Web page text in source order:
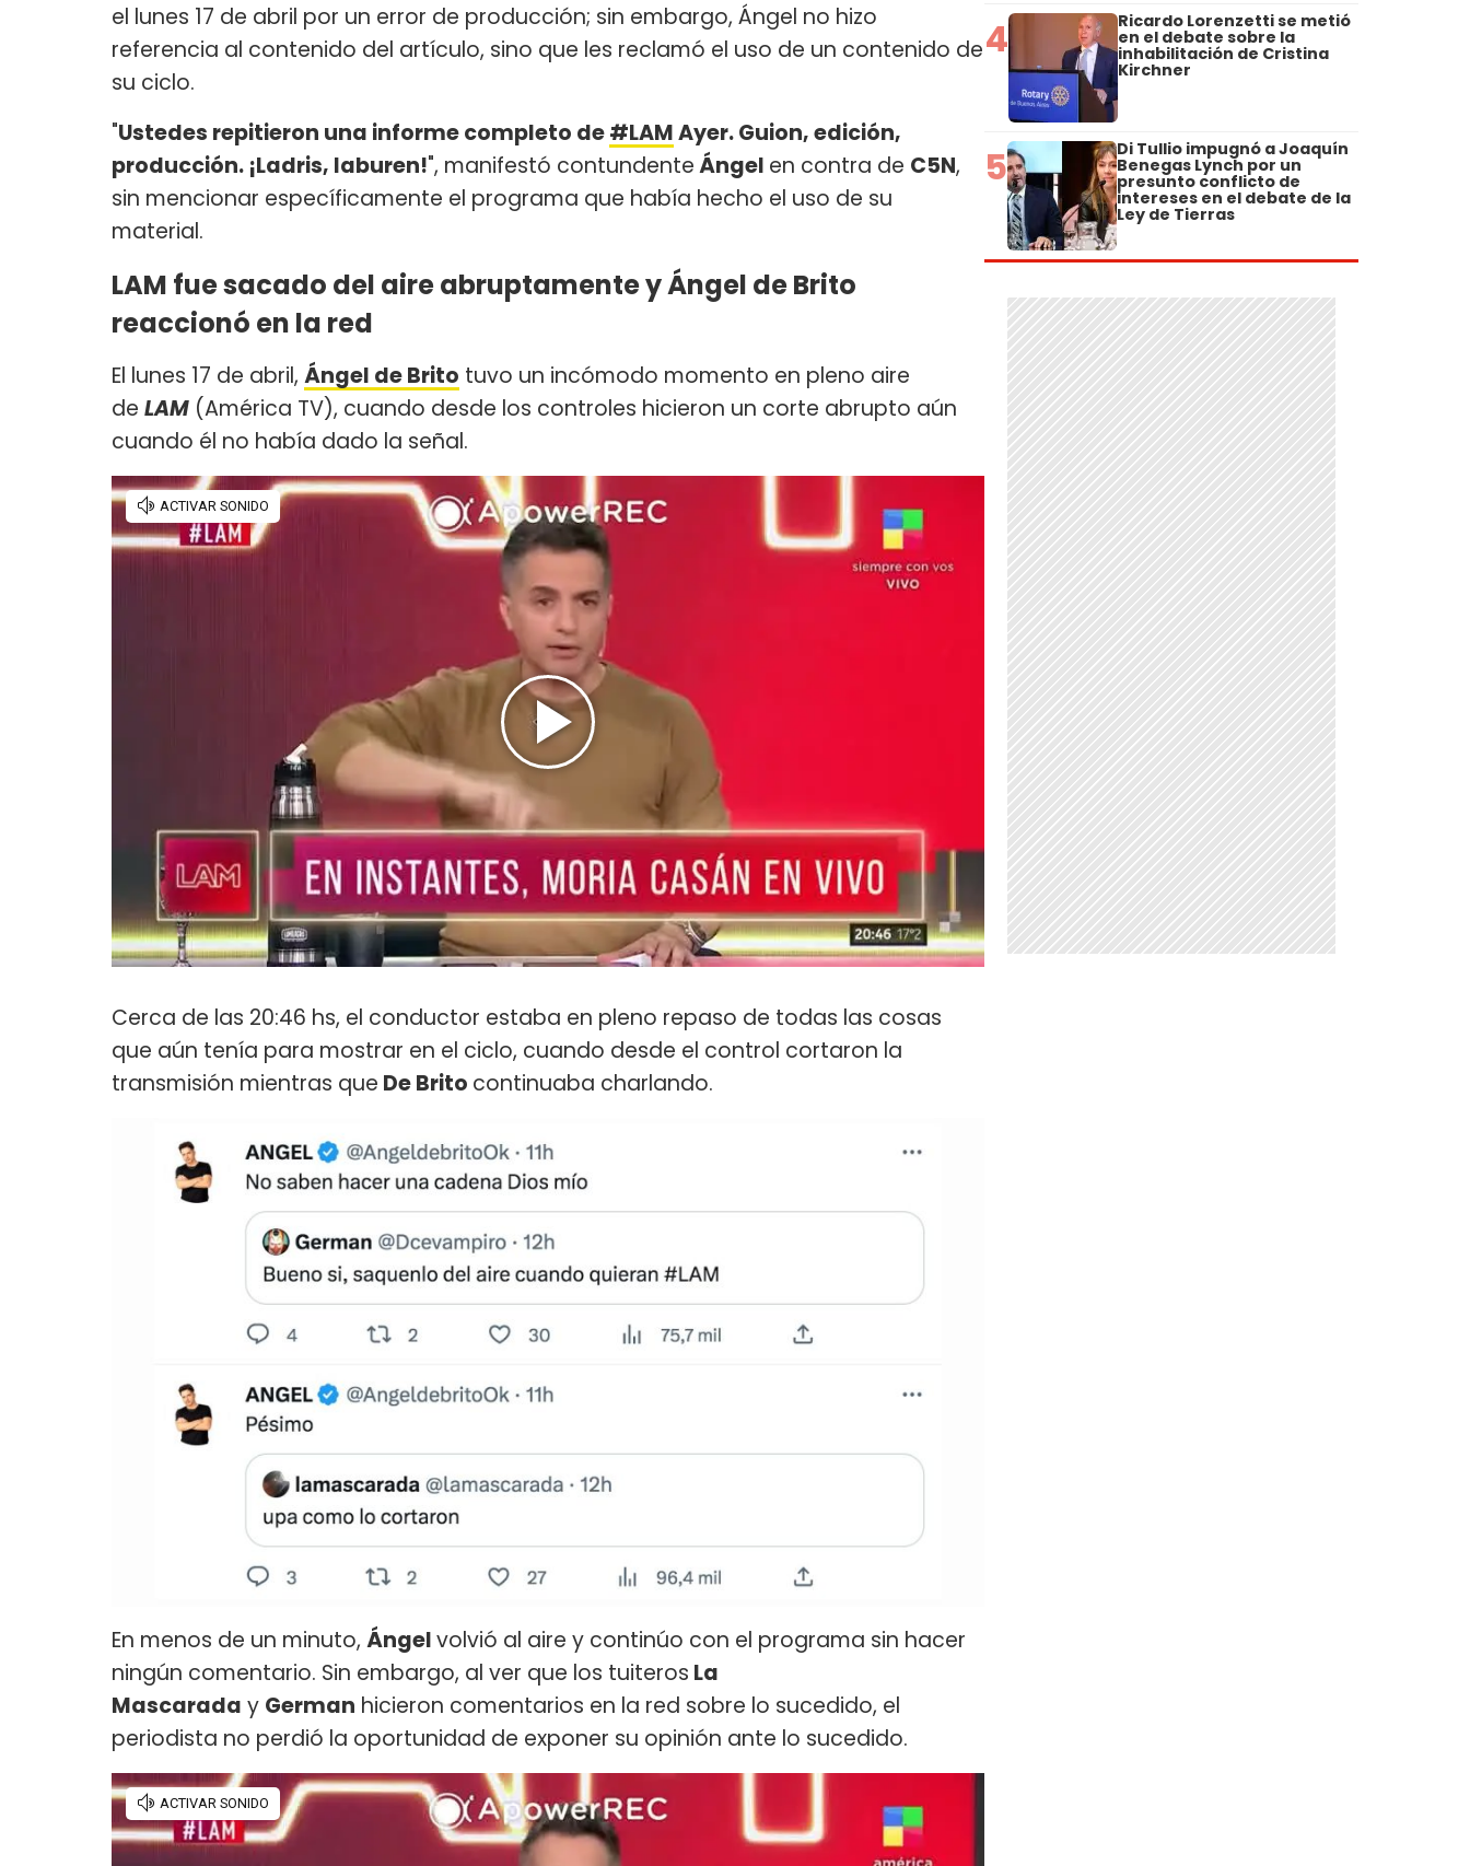
el lunes 17 de abril por un error de producción; sin embargo, Ángel no hizo
referencia al contenido del artículo, sino que les reclamó el uso de un contenido de
su ciclo.
"Ustedes repitieron una informe completo de#LAMAyer. Guion, edición,
producción. ¡Ladris, laburen!", manifestó contundenteÁngel en contra de C5N,
sin mencionar específicamente el programa que había hecho el uso de su
material.
LAM fue sacado del aire abruptamente y Ángel de Brito
reaccionó en la red
El lunes 17 de abril, Ángel de Brito tuvo un incómodo momento en pleno aire
de LAM (América TV), cuando desde los controles hicieron un corte abrupto aún
cuando él no había dado la señal.
Cerca de las 20:46 hs, el conductor estaba en pleno repaso de todas las cosas
que aún tenía para mostrar en el ciclo, cuando desde el control cortaron la
transmisión mientras que De Brito continuaba charlando.
En menos de un minuto, Ángelvolvió al aire y continúo con el programa sin hacer
ningún comentario. Sin embargo, al ver que los tuiteros La
Mascarada y German hicieron comentarios en la red sobre lo sucedido, el
periodista no perdió la oportunidad de exponer su opinión ante lo sucedido.
4 Ricardo Lorenzetti se metió
en el debate sobre la
inhabilitación de Cristina
Kirchner
5 Di Tullio impugnó a Joaquín
Benegas Lynch por un
presunto conflicto de
intereses en el debate de la
Ley de Tierras